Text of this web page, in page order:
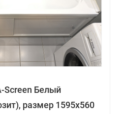
Screen Белый
размер 1595х560